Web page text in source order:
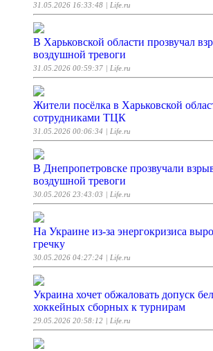
31.05.2026 16:33:48 | Life.ru
В Харьковской области прозвучал
воздушной тревоги
31.05.2026 00:59:37 | Life.ru
Жители посёлка в Харьковской
сотрудниками ТЦК
31.05.2026 00:06:34 | Life.ru
В Днепропетровске прозвучали
воздушной тревоги
30.05.2026 23:43:03 | Life.ru
На Украине из-за энергокризиса
гречку
30.05.2026 04:27:24 | Life.ru
Украина хочет обжаловать допуск
хоккейных сборных к турнирам
29.05.2026 20:58:12 | Life.ru